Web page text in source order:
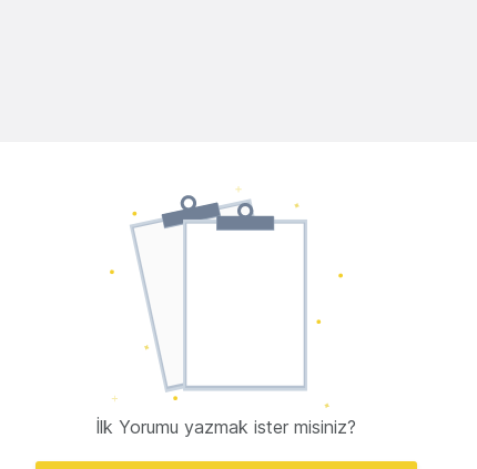
İlk Yorumu yazmak ister misiniz?